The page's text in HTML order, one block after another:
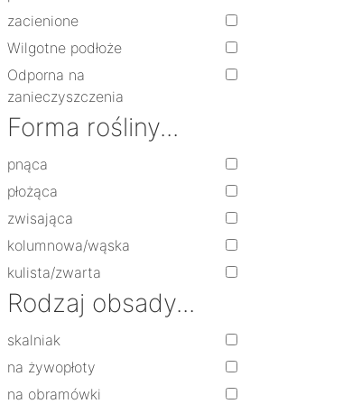
zacienione
Wilgotne podłoże
Odporna na
zanieczyszczenia
Forma rośliny...
pnąca
płożąca
zwisająca
kolumnowa/wąska
kulista/zwarta
Rodzaj obsady...
skalniak
na żywopłoty
na obramówki